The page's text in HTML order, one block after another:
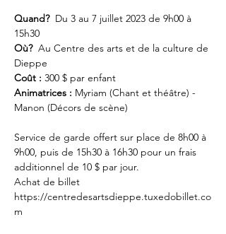
Quand? Du 3 au 7 juillet 2023 de 9h00 à
Où? Au Centre des arts et de la culture de
Coût :
Animatrices : Myriam (Chant et théâtre) -
Manon (Décors de scène)
Service de garde offert sur place de 8h00 à
9h00, puis de 15h30 à 16h30 pour un frais
additionnel de 10 $ par jour.
Achat de billet
https://centredesartsdieppe.tuxedobillet.co
m